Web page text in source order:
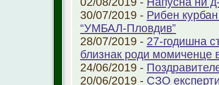
30/07/2019 - Рибен
“УМБАЛ-Пловдив”
28/07/2019 - 27-годишна
близнак роди момиченце
24/06/2019 -
20/06/2019 - СЗО